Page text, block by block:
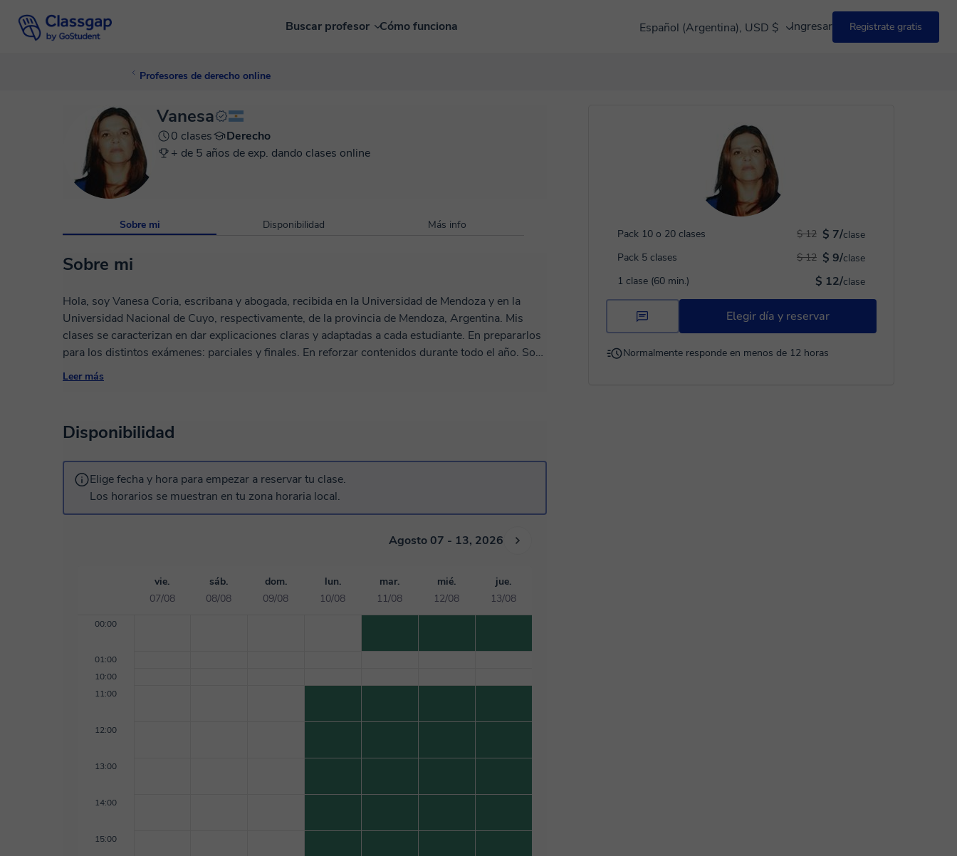
Buscar profesor Cómo funciona Español (Argentina), USD $ Ingresar Registrate gratis
Profesores de derecho online
Pack 10 o 20 clases $ 7/clase
$ 12
Pack 5 clases
$ 9/clase
$ 12
1 clase (60 min.)
$ 12/clase
Elegir día y reservar
Normalmente responde en menos de 12 horas
Vanesa
0 clases
Derecho
+ de 5 años de exp. dando clases online
Sobre mi Disponibilidad Más info
Sobre mi
Hola, soy Vanesa Coria, escribana y abogada, recibida en la Universidad de Mendoza y en la
Universidad Nacional de Cuyo, respectivamente, de la provincia de Mendoza, Argentina. Mis
clases se caracterizan en dar explicaciones claras y adaptadas a cada estudiante. En prepararlos
para los distintos exámenes: parciales y finales. En reforzar contenidos durante todo el año. Son
personalizadas, con seguimiento y acompañamiento. Van dirigidas al nivel secundario y
Leer más
Disponibilidad
Elige fecha y hora para empezar a reservar tu clase.
Los horarios se muestran en tu zona horaria local.
Agosto 07 - 13, 2026
vie.
07/08
sáb.
08/08
dom.
09/08
lun.
10/08
mar.
11/08
mié.
12/08
jue.
13/08
00:00
01:00
10:00
11:00
12:00
13:00
14:00
15:00